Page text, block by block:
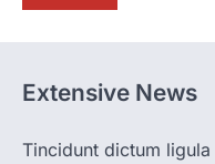
अनिल
कॉलेज
Extensive News
Tincidunt dictum